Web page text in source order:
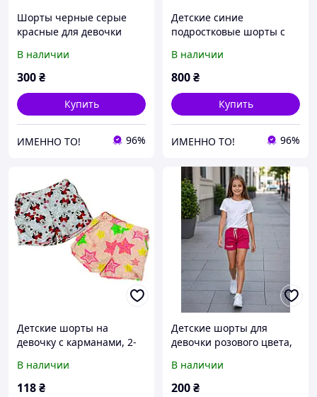
Шорты черные серые
красные для девочки
на 12-18 лет
В наличии
300₴
Купить
ИМЕННО ТО! 96%
Детские синие
подростковые шорты с
девочки подростка
Венгрия A&M 12-18 лет
В наличии
800₴
Купить
ИМЕННО ТО! 96%
Детские шорты на
девочку с карманами, 2-
В наличии
118₴
Детские шорты для
девочки розового цвета,
В наличии
200₴